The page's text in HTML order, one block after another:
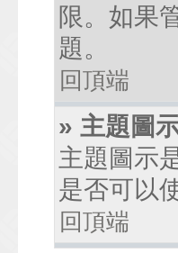
限。如果
題。
回頂端
» 主題圖
主題圖示
是否可以
回頂端